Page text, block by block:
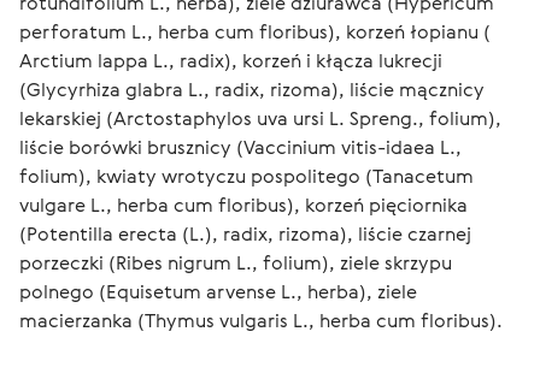
perforatum L., herba cum floribus), korzeń łopianu (
Arctium lappa L., radix), korzeń i kłącza lukrecji
(Glycyrhiza glabra L., radix, rizoma), liście mącznicy
lekarskiej (Arctostaphylos uva ursi L. Spreng., folium),
liście borówki brusznicy (Vaccinium vitis-idaea L.,
folium), kwiaty wrotyczu pospolitego (Tanacetum
vulgare L., herba cum floribus), korzeń pięciornika
(Potentilla erecta (L.), radix, rizoma), liście czarnej
porzeczki (Ribes nigrum L., folium), ziele skrzypu
polnego (Equisetum arvense L., herba), ziele
macierzanka (Thymus vulgaris L., herba cum floribus).